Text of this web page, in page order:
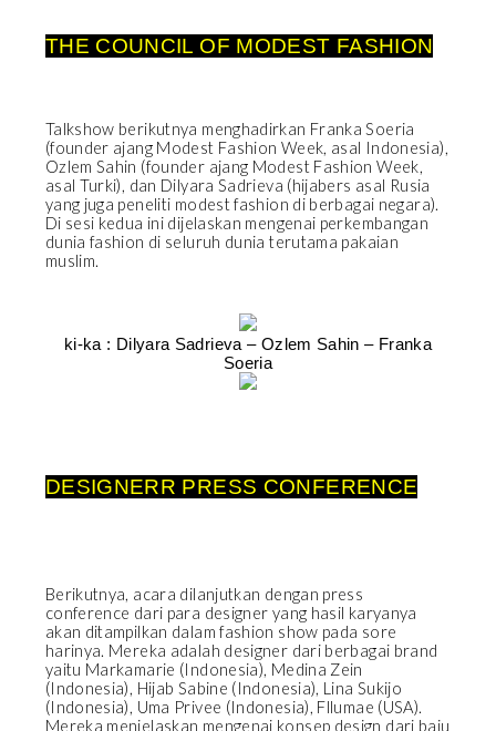
THE COUNCIL OF MODEST FASHION
Talkshow berikutnya menghadirkan Franka Soeria
(founder ajang Modest Fashion Week, asal Indonesia),
Ozlem Sahin (founder ajang Modest Fashion Week,
asal Turki), dan Dilyara Sadrieva (hijabers asal Rusia
yang juga peneliti modest fashion di berbagai negara).
Di sesi kedua ini dijelaskan mengenai perkembangan
dunia fashion di seluruh dunia terutama pakaian
muslim.
ki-ka : Dilyara Sadrieva – Ozlem Sahin – Franka
Soeria
DESIGNERR PRESS CONFERENCE
Berikutnya, acara dilanjutkan dengan press
conference dari para designer yang hasil karyanya
akan ditampilkan dalam fashion show pada sore
harinya. Mereka adalah designer dari berbagai brand
yaitu Markamarie (Indonesia), Medina Zein
(Indonesia), Hijab Sabine (Indonesia), Lina Sukijo
(Indonesia), Uma Privee (Indonesia), Fllumae (USA).
Mereka menjelaskan mengenai konsep design dari baju